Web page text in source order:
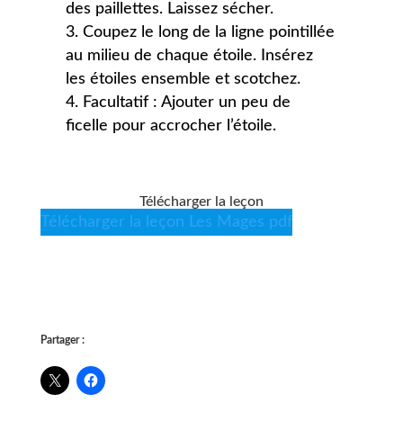
des paillettes. Laissez sécher.
Coupez le long de la ligne pointillée
au milieu de chaque étoile. Insérez
les étoiles ensemble et scotchez.
Facultatif : Ajouter un peu de
ficelle pour accrocher l’étoile.
Télécharger la leçon
Télécharger la leçon Les Mages pdf
Partager :